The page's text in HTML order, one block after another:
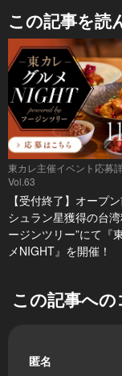
この記事を読
東カレ主催イベント応募
Vol.63
【受付終了】オープ
シュラン星獲得の台
ージンツリー”にて『
メNIGHT』を開催！
この記事への
匿名